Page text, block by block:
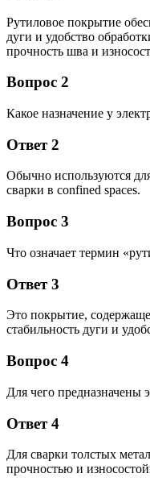
Рутиловое покрытие
дуги и удобство
прочность шва и
Вопрос 2
Какое назначение у
Ответ 2
Обычно используются
сварки в confined spaces.
Вопрос 3
Что означает термин
Ответ 3
Это покрытие,
стабильность дуги и
Вопрос 4
Для чего предназначены
Ответ 4
Для сварки толстых
прочностью и